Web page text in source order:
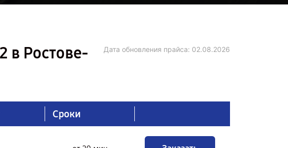
в Ростове-
Дата обновления прайса: 02.08.2026
Сроки